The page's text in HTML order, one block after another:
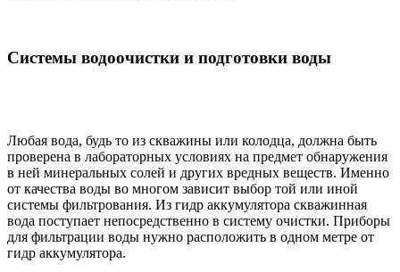
Системы водоочистки и подготовки воды
Любая вода, будь то из скважины или колодца, должна быть
проверена в лабораторных условиях на предмет обнаружения
в ней минеральных солей и других вредных веществ. Именно
от качества воды во многом зависит выбор той или иной
системы фильтрования. Из гидр аккумулятора скважинная
вода поступает непосредственно в систему очистки. Приборы
для фильтрации воды нужно расположить в одном метре от
гидр аккумулятора.